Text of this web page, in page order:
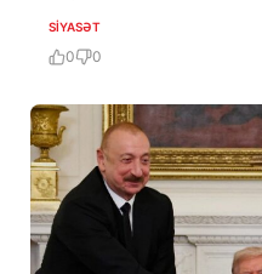
SIYASƏT
0 0